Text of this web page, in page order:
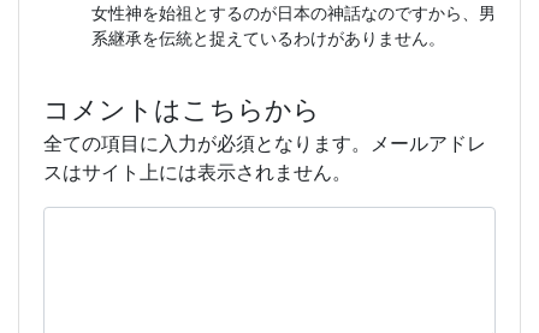
女性神を始祖とするのが日本の神話なのですから、男
系継承を伝統と捉えているわけがありません。
コメントはこちらから
全ての項目に入力が必須となります。メールアドレ
スはサイト上には表示されません。